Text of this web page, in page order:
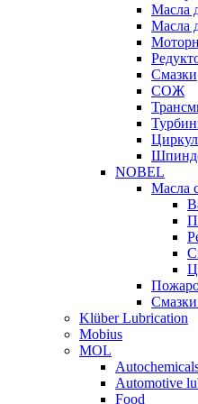
Масла
Масла
Смазки
СОЖ
NOBEL
Масла
Klüber Lubrication
Mobius
MOL
Automotive
Food